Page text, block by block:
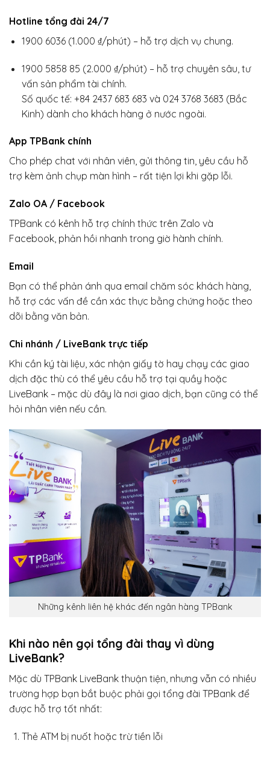
Hotline tổng đài 24/7
1900 6036 (1.000 ₫/phút) – hỗ trợ dịch vụ chung.
1900 5858 85 (2.000 ₫/phút) – hỗ trợ chuyên sâu, tư
vấn sản phẩm tài chính.
Số quốc tế: +84 2437 683 683 và 024 3768 3683 (Bắc
Kinh) dành cho khách hàng ở nước ngoài.
App TPBank chính
Cho phép chat với nhân viên, gửi thông tin, yêu cầu hỗ
trợ kèm ảnh chụp màn hình – rất tiện lợi khi gặp lỗi.
Zalo OA / Facebook
TPBank có kênh hỗ trợ chính thức trên Zalo và
Facebook, phản hồi nhanh trong giờ hành chính.
Email
Bạn có thể phản ánh qua email chăm sóc khách hàng,
hỗ trợ các vấn đề cần xác thực bằng chứng hoặc theo
dõi bằng văn bản.
Chi nhánh / LiveBank trực tiếp
Khi cần ký tài liệu, xác nhận giấy tờ hay chạy các giao
dịch đặc thù có thể yêu cầu hỗ trợ tại quầy hoặc
LiveBank – mặc dù đây là nơi giao dịch, bạn cũng có thể
hỏi nhân viên nếu cần.
Những kênh liên hệ khác đến ngân hàng TPBank
Khi nào nên gọi tổng đài thay vì dùng
LiveBank?
Mặc dù TPBank LiveBank thuận tiện, nhưng vẫn có nhiều
trường hợp bạn bắt buộc phải gọi tổng đài TPBank để
được hỗ trợ tốt nhất:
Thẻ ATM bị nuốt hoặc trừ tiền lỗi